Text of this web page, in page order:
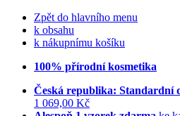
Zpět do hlavního menu
k obsahu
k nákupnímu košíku
100% přírodní kosmetika
Česká republika: Standardní
1 069,00 Kč